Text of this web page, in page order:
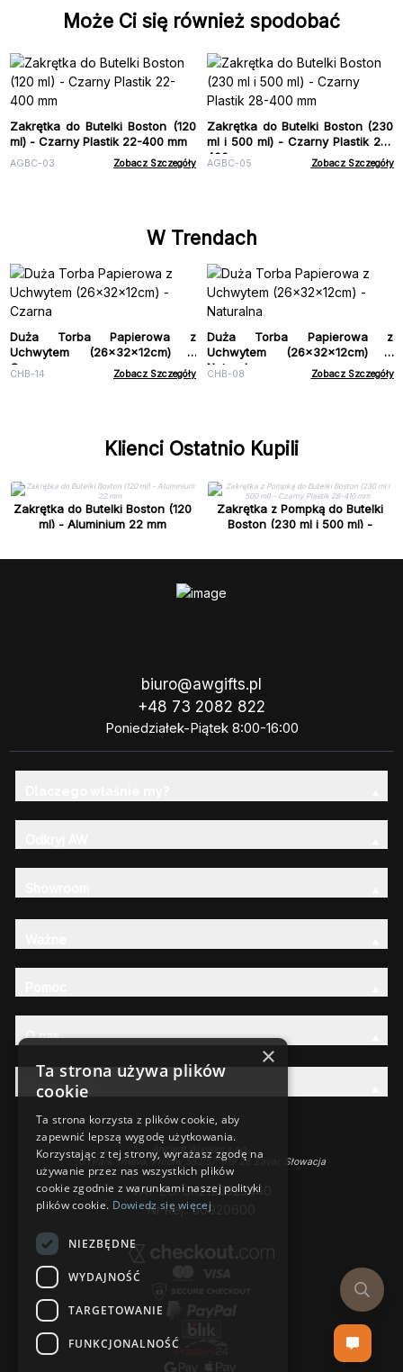
Może Ci się również spodobać
Zakrętka do Butelki Boston (120
ml) - Czarny Plastik 22-400 mm
AGBC-03 Zobacz Szczegóły
Zakrętka do Butelki Boston (230
ml i 500 ml) - Czarny Plastik 28-
400 mm
AGBC-05 Zobacz Szczegóły
W Trendach
Duża Torba Papierowa z
Uchwytem (26x32x12cm) -
Czarna
CHB-14 Zobacz Szczegóły
Duża Torba Papierowa z
Uchwytem (26x32x12cm) -
Naturalna
CHB-08 Zobacz Szczegóły
Klienci Ostatnio Kupili
Zakrętka do Butelki Boston (120
ml) - Aluminium 22 mm
Zakrętka z Pompką do Butelki
Boston (230 ml i 500 ml) -
biuro@awgifts.pl
+48 73 2082 822
Poniedziałek-Piątek 8:00-16:00
O nas
Rodzina AW
Ancient Wisdom s.r.o.,
CTPark Trnava, Prílohy 583/57, 919 26 Zavar, Słowacja
VAT-EU: SK2120525440
Nr Rej.: 50920600
×
Ta strona używa plików
cookie
Ta strona korzysta z plików cookie, aby
zapewnić lepszą wygodę użytkowania.
Korzystając z tej strony, wyrażasz zgodę na
używanie przez nas wszystkich plików
cookie zgodnie z warunkami naszej polityki
plików cookie. Dowiedz się więcej
NIEZBĘDNE
WYDAJNOŚĆ
TARGETOWANIE
FUNKCJONALNOŚĆ